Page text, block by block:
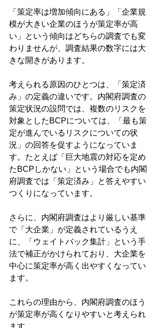
「策定率は増加傾向にある」「企業規
模が大きい企業のほうが策定率が高
い」という傾向はどちらの調査でも変
わりませんが、調査結果の数字には大
きな開きがあります。
考えられる原因のひとつは、「策定済
み」の定義の違いです。内閣府調査の
策定状況の設問では、複数のリスクを
対象としたBCPについては、「最も策
定が進んでいるリスクについての状
況」の回答を促すようになっていま
す。たとえば「巨大地震の対応を定め
たBCPしかない」という場合でも内閣
府調査では「策定済み」と答えやすい
つくりになっています。
さらに、内閣府調査はより厳しい基準
で「大企業」が定義されているうえ
に、「ウェイトバック集計」という手
法で補正がかけられており、大企業を
中心に策定率が高く出やすくなってい
ます。
これらの理由から、内閣府調査のほう
が策定率が高くなりやすいと考えられ
ます。